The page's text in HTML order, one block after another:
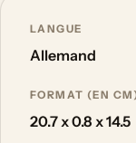
LANGUE
Allemand
FORMAT (EN
20.7 x 0.8 x 14.5